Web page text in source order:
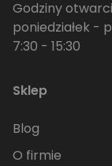
Godziny
poniedziałek -
7:30 - 15:30
Sklep
Blog
O firmie